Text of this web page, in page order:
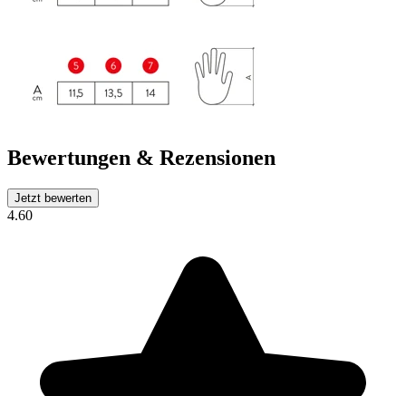
Bewertungen & Rezensionen
Jetzt bewerten
4.60